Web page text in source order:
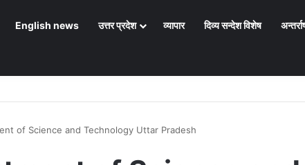
English news उत्तर प्रदेश व्यापार दिव्य सन्देश विशेष
of Science and Technology Uttar Pradesh